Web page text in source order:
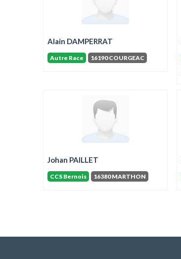
Alain DAMPERRAT
Autre Race 16190 COURGEAC
Johan PAILLET
CCS Bernois 16380 MARTHON